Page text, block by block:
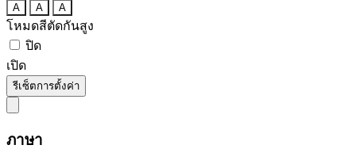
A A A
โหมดสีตัดกันสูง
ปิด
เปิด
รีเซ็ตการตั้งค่า
ภาษา